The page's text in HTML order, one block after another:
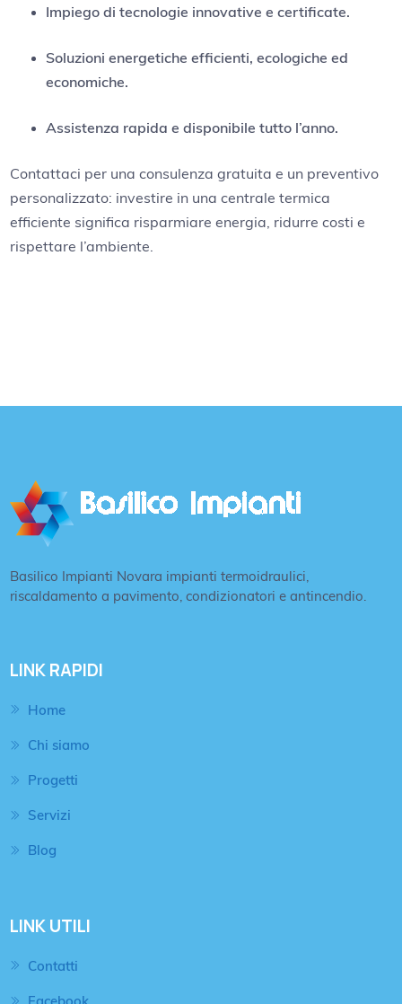
Impiego di tecnologie innovative e certificate.
Soluzioni energetiche efficienti, ecologiche ed
economiche.
Assistenza rapida e disponibile tutto l’anno.
Contattaci per una consulenza gratuita e un preventivo
personalizzato: investire in una centrale termica
efficiente significa risparmiare energia, ridurre costi e
rispettare l’ambiente.
Basilico Impianti Novara impianti termoidraulici,
riscaldamento a pavimento, condizionatori e antincendio.
LINK RAPIDI
Home
Chi siamo
Progetti
Servizi
Blog
LINK UTILI
Contatti